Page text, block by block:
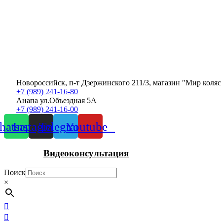
Новороссийск, п-т Дзержинского 211/3, магазин "Мир
+7 (989) 241-16-80
Анапа ул.Объездная 5А
+7 (989) 241-16-00
InstagramTelegramYoutube
Видеоконсультация
Поиск
×